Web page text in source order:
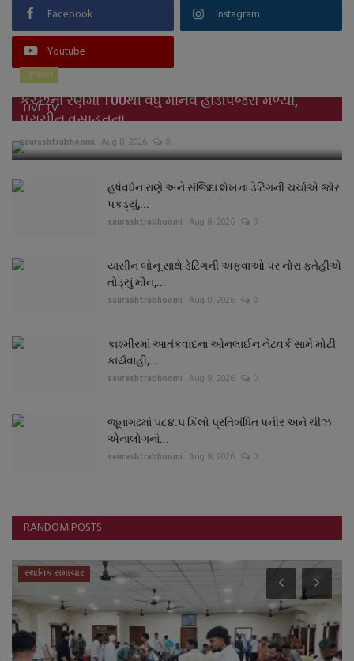
Facebook Instagram
Youtube
LIVE TV
ગુજરાત
કચ્છના રણમાં 100થી વધુ માનવ હાડપિંજરો મળ્યા,
પ્રાચીન વસાહતના...
saurashtrabhoomi Aug 8, 2026 0
હર્ષવર્ધન રાણે અને સંજિદા શેખના ડેટિંગની ચર્ચાએ જોર
પકડ્યું,...
saurashtrabhoomi Aug 8, 2026 0
યાસીન બોનૂ સાથે ડેટિંગની અફવાઓ પર નોરા ફતેહીએ
તોડ્યું મૌન,...
saurashtrabhoomi Aug 8, 2026 0
કાશ્મીરમાં આતંકવાદના ઓનલાઈન નેટવર્ક સામે મોટી
કાર્યવાહી,...
saurashtrabhoomi Aug 8, 2026 0
જૂનાગઢમાં ૫૮૪.૫ કિલો પ્રતિબંધિત પનીર અને ચીઝ
એનાલોગનાં...
saurashtrabhoomi Aug 8, 2026 0
RANDOM POSTS
સ્થાનિક સમાચાર